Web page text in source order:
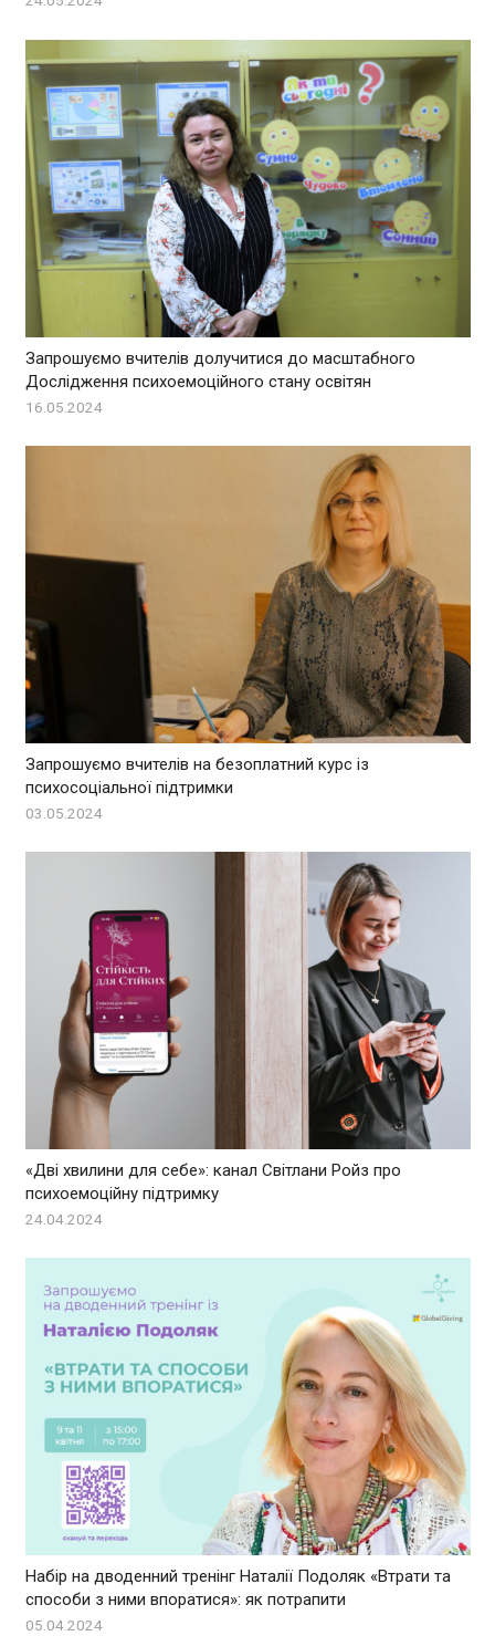
Запрошуємо вчителів долучитися до масштабного
Дослідження психоемоційного стану освітян
16.05.2024
Запрошуємо вчителів на безоплатний курс із
психосоціальної підтримки
03.05.2024
«Дві хвилини для себе»: канал Світлани Ройз про
психоемоційну підтримку
24.04.2024
Набір на дводенний тренінг Наталії Подоляк «Втрати та
способи з ними впоратися»: як потрапити
05.04.2024